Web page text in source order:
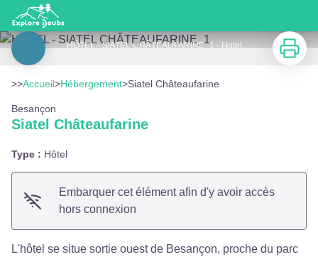
Siatel Châteaufarine
HÔTEL - SIATEL CHÂTEAUFARINE_1 - Hotel Siatel Chateaufarine à Besançon
Voir l'image en plein écran
Imprimer
>>Accueil>Hébergement>Siatel Châteaufarine
Besançon
Siatel Châteaufarine
Type : Hôtel
Embarquer cet élément afin d'y avoir accès
hors connexion
L'hôtel se situe sortie ouest de Besançon, proche du parc